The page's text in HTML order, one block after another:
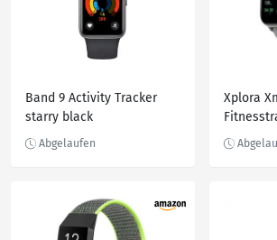
Band 9 Activity Tracker
starry black
Xplora